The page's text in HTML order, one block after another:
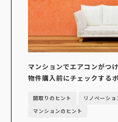
マンションでエアコンがつ
物件購入前にチェックする
間取りのヒント
リノベーシ
マンションのヒント